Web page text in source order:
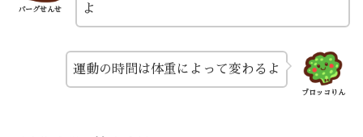
バーグせんせ
よ
ブロッコりん
運動の時間は体重によって変わるよ